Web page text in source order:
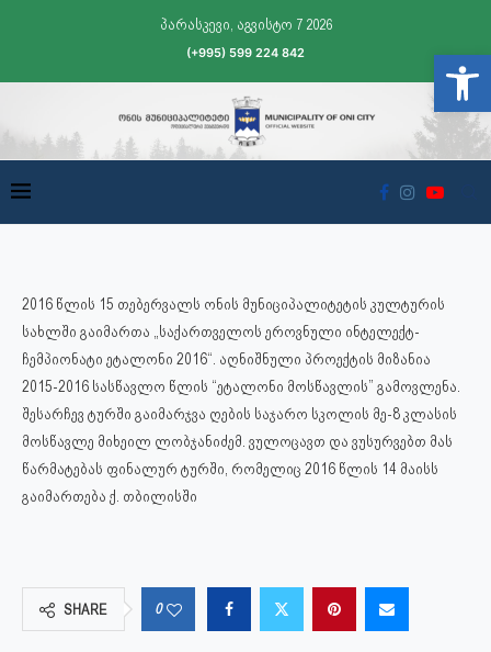
პარასკევი, აგვისტო 7 2026
(+995) 599 224 842
2016 წლის 15 თებერვალს ონის მუნიციპალიტეტის კულტურის
სახლში გაიმართა „საქართველოს ეროვნული ინტელექტ-
ჩემპიონატი ეტალონი 2016“. აღნიშნული პროექტის მიზანია
2015-2016 სასწავლო წლის “ეტალონი მოსწავლის” გამოვლენა.
შესარჩევ ტურში გაიმარჯვა ღების საჯარო სკოლის მე-8 კლასის
მოსწავლე მიხეილ ლობჯანიძემ. ვულოცავთ და ვუსურვებთ მას
წარმატებას ფინალურ ტურში, რომელიც 2016 წლის 14 მაისს
გაიმართება ქ. თბილისში
SHARE 0